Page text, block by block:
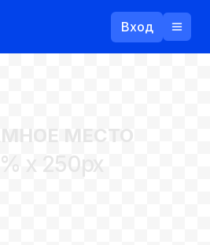
Вход
МЕСТО
x 250px